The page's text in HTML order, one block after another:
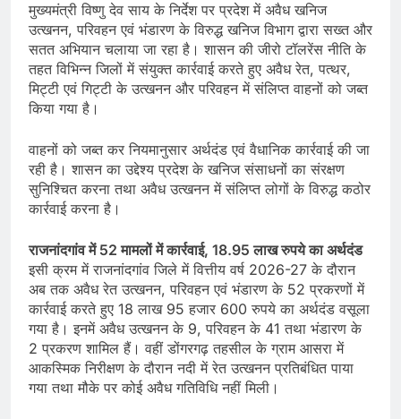
मुख्यमंत्री विष्णु देव साय के निर्देश पर प्रदेश में अवैध खनिज
उत्खनन, परिवहन एवं भंडारण के विरुद्ध खनिज विभाग द्वारा सख्त और
सतत अभियान चलाया जा रहा है। शासन की जीरो टॉलरेंस नीति के
तहत विभिन्न जिलों में संयुक्त कार्रवाई करते हुए अवैध रेत, पत्थर,
मिट्टी एवं गिट्टी के उत्खनन और परिवहन में संलिप्त वाहनों को जब्त
किया गया है।
वाहनों को जब्त कर नियमानुसार अर्थदंड एवं वैधानिक कार्रवाई की जा
रही है। शासन का उद्देश्य प्रदेश के खनिज संसाधनों का संरक्षण
सुनिश्चित करना तथा अवैध उत्खनन में संलिप्त लोगों के विरुद्ध कठोर
कार्रवाई करना है।
राजनांदगांव में 52 मामलों में कार्रवाई, 18.95 लाख रुपये का अर्थदंड
इसी क्रम में राजनांदगांव जिले में वित्तीय वर्ष 2026-27 के दौरान
अब तक अवैध रेत उत्खनन, परिवहन एवं भंडारण के 52 प्रकरणों में
कार्रवाई करते हुए 18 लाख 95 हजार 600 रुपये का अर्थदंड वसूला
गया है। इनमें अवैध उत्खनन के 9, परिवहन के 41 तथा भंडारण के
2 प्रकरण शामिल हैं। वहीं डोंगरगढ़ तहसील के ग्राम आसरा में
आकस्मिक निरीक्षण के दौरान नदी में रेत उत्खनन प्रतिबंधित पाया
गया तथा मौके पर कोई अवैध गतिविधि नहीं मिली।